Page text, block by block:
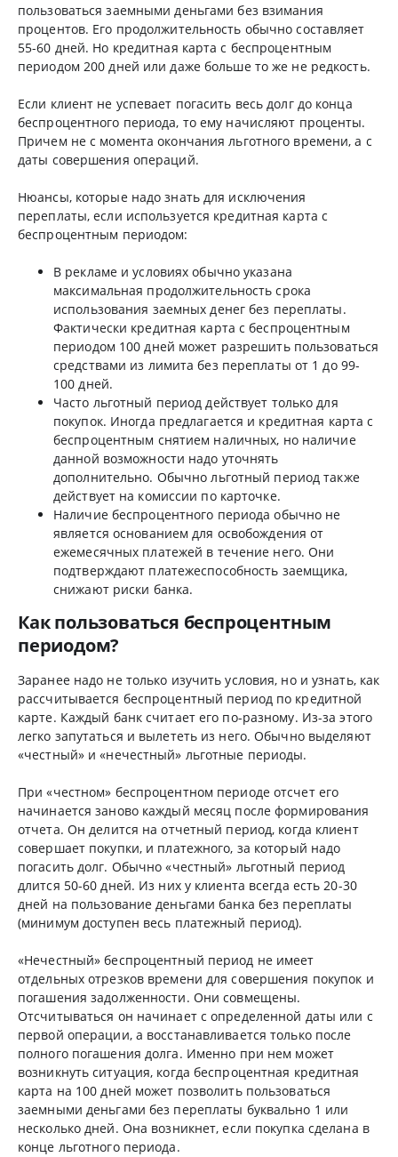
пользоваться заемными деньгами без взимания
процентов. Его продолжительность обычно составляет
55-60 дней. Но кредитная карта с беспроцентным
периодом 200 дней или даже больше то же не редкость.
Если клиент не успевает погасить весь долг до конца
беспроцентного периода, то ему начисляют проценты.
Причем не с момента окончания льготного времени, а с
даты совершения операций.
Нюансы, которые надо знать для исключения
переплаты, если используется кредитная карта с
беспроцентным периодом:
В рекламе и условиях обычно указана
максимальная продолжительность срока
использования заемных денег без переплаты.
Фактически кредитная карта с беспроцентным
периодом 100 дней может разрешить пользоваться
средствами из лимита без переплаты от 1 до 99-
100 дней.
Часто льготный период действует только для
покупок. Иногда предлагается и кредитная карта с
беспроцентным снятием наличных, но наличие
данной возможности надо уточнять
дополнительно. Обычно льготный период также
действует на комиссии по карточке.
Наличие беспроцентного периода обычно не
является основанием для освобождения от
ежемесячных платежей в течение него. Они
подтверждают платежеспособность заемщика,
снижают риски банка.
Как пользоваться беспроцентным
периодом?
Заранее надо не только изучить условия, но и узнать, как
рассчитывается беспроцентный период по кредитной
карте. Каждый банк считает его по-разному. Из-за этого
легко запутаться и вылететь из него. Обычно выделяют
«честный» и «нечестный» льготные периоды.
При «честном» беспроцентном периоде отсчет его
начинается заново каждый месяц после формирования
отчета. Он делится на отчетный период, когда клиент
совершает покупки, и платежного, за который надо
погасить долг. Обычно «честный» льготный период
длится 50-60 дней. Из них у клиента всегда есть 20-30
дней на пользование деньгами банка без переплаты
(минимум доступен весь платежный период).
«Нечестный» беспроцентный период не имеет
отдельных отрезков времени для совершения покупок и
погашения задолженности. Они совмещены.
Отсчитываться он начинает с определенной даты или с
первой операции, а восстанавливается только после
полного погашения долга. Именно при нем может
возникнуть ситуация, когда беспроцентная кредитная
карта на 100 дней может позволить пользоваться
заемными деньгами без переплаты буквально 1 или
несколько дней. Она возникнет, если покупка сделана в
конце льготного периода.